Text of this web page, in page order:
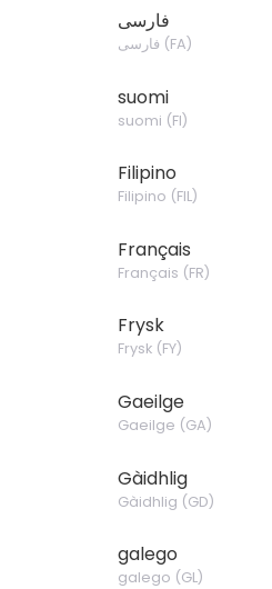
فارسی
فارسی (FA)
suomi
suomi (FI)
Filipino
Filipino (FIL)
Français
Français (FR)
Frysk
Frysk(FY)
Gaeilge
Gaeilge (GA)
Gàidhlig
Gàidhlig (GD)
galego
galego (GL)